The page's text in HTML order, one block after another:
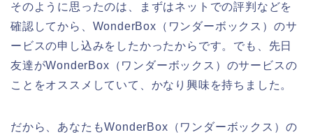
そのように思ったのは、まずはネットでの評判などを
確認してから、WonderBox（ワンダーボックス）のサ
ービスの申し込みをしたかったからです。でも、先日
友達がWonderBox（ワンダーボックス）のサービスの
ことをオススメしていて、かなり興味を持ちました。
だから、あなたもWonderBox（ワンダーボックス）の